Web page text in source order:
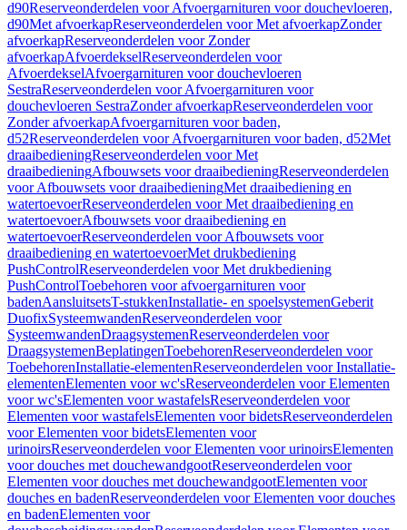
d90Reserveonderdelen voor Afvoergarnituren voor douchevloeren,
d90Met afvoerkapReserveonderdelen voor Met afvoerkapZonder
afvoerkapReserveonderdelen voor Zonder
afvoerkapAfvoerdekselReserveonderdelen voor
AfvoerdekselAfvoergarnituren voor douchevloeren
SestraReserveonderdelen voor Afvoergarnituren voor
douchevloeren SestraZonder afvoerkapReserveonderdelen voor
Zonder afvoerkapAfvoergarnituren voor baden,
d52Reserveonderdelen voor Afvoergarnituren voor baden, d52Met
draaibedieningReserveonderdelen voor Met
draaibedieningAfbouwsets voor draaibedieningReserveonderdelen
voor Afbouwsets voor draaibedieningMet draaibediening en
watertoevoerReserveonderdelen voor Met draaibediening en
watertoevoerAfbouwsets voor draaibediening en
watertoevoerReserveonderdelen voor Afbouwsets voor
draaibediening en watertoevoerMet drukbediening
PushControlReserveonderdelen voor Met drukbediening
PushControlToebehoren voor afvoergarnituren voor
badenAansluitsetsT-stukkenInstallatie- en spoelsystemenGeberit
DuofixSysteemwandenReserveonderdelen voor
SysteemwandenDraagsystemenReserveonderdelen voor
DraagsystemenBeplatingenToebehorenReserveonderdelen voor
ToebehorenInstallatie-elementenReserveonderdelen voor Installatie-
elementenElementen voor wc'sReserveonderdelen voor Elementen
voor wc'sElementen voor wastafelsReserveonderdelen voor
Elementen voor wastafelsElementen voor bidetsReserveonderdelen
voor Elementen voor bidetsElementen voor
urinoirsReserveonderdelen voor Elementen voor urinoirsElementen
voor douches met douchewandgootReserveonderdelen voor
Elementen voor douches met douchewandgootElementen voor
douches en badenReserveonderdelen voor Elementen voor douches
en badenElementen voor